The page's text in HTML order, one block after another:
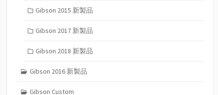
Gibson 2015 新製品
Gibson 2017 新製品
Gibson 2018 新製品
Gibson 2016 新製品
Gibson Custom